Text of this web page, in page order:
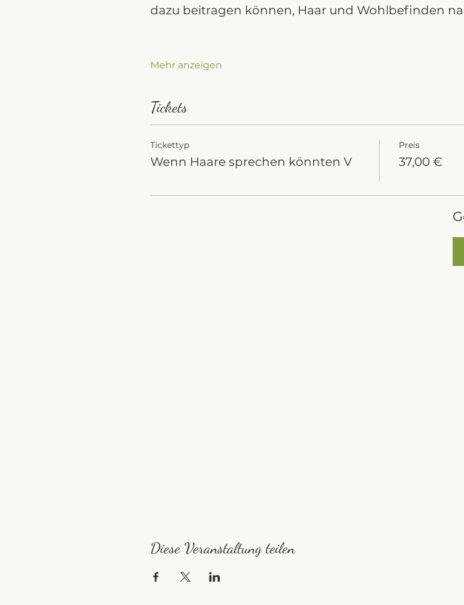
dazu beitragen können, Haar und Wohlbefinden
Mehr anzeigen
Tickets
Tickettyp
Wenn Haare sprechen könnten V
Preis
37,00 €
Diese Veranstaltung teilen